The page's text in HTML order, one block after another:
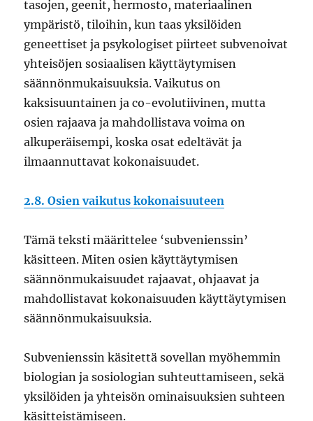
tasojen, geenit, hermosto, materiaalinen
ympäristö, tiloihin, kun taas yksilöiden
geneettiset ja psykologiset piirteet subvenoivat
yhteisöjen sosiaalisen käyttäytymisen
säännönmukaisuuksia. Vaikutus on
kaksisuuntainen ja co-evolutiivinen, mutta
osien rajaava ja mahdollistava voima on
alkuperäisempi, koska osat edeltävät ja
ilmaannuttavat kokonaisuudet.
2.8. Osien vaikutus kokonaisuuteen
Tämä teksti määrittelee ‘subvenienssin’
käsitteen. Miten osien käyttäytymisen
säännönmukaisuudet rajaavat, ohjaavat ja
mahdollistavat kokonaisuuden käyttäytymisen
säännönmukaisuuksia.
Subvenienssin käsitettä sovellan myöhemmin
biologian ja sosiologian suhteuttamiseen, sekä
yksilöiden ja yhteisön ominaisuuksien suhteen
käsitteistämiseen.